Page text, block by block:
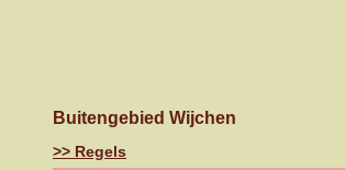
Buitengebied Wijchen
Regels